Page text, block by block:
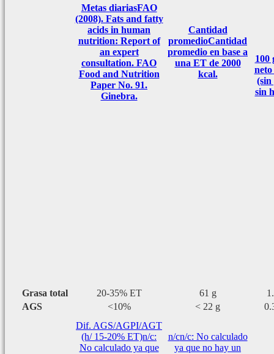
Metas diariasFAO
(2008). Fats and fatty
acids in human
nutrition: Report of
an expert
consultation. FAO
Food and Nutrition
Paper No. 91.
Ginebra.
Cantidad
promedioCantidad
promedio en base a
una ET de 2000
kcal.
100
(sin
sin
Grasa total 20-35% ET 61 g
AGS
<10% < 22 g
Dif. AGS/AGPI/AGT
(h/ 15-20% ET)n/c:
No calculado ya que
n/cn/c: No calculado
ya que no hay un